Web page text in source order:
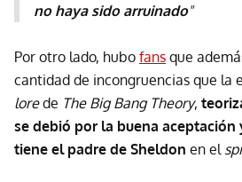
no haya sido arruinado"
Por otro lado, hubo fans que
cantidad de incongruencias que la
lorede The Big Bang Theory,
se debió por la buena
tiene el padre de Sheldon en el